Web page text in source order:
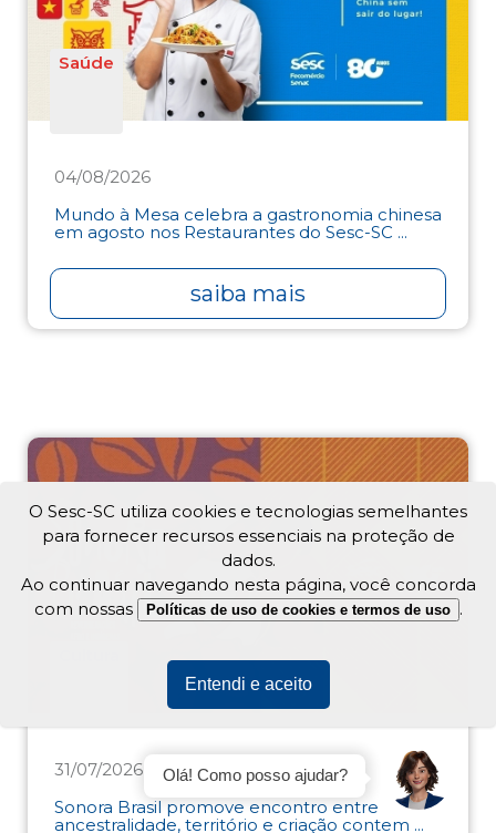
Saúde
04/08/2026
Mundo à Mesa celebra a gastronomia chinesa
em agosto nos Restaurantes do Sesc-SC ...
saiba mais
31/07/2026
Sonora Brasil promove encontro entre
ancestralidade, território e criação contem ...
O Sesc-SC utiliza cookies e tecnologias semelhantes
para fornecer recursos essenciais na proteção de
dados.
Ao continuar navegando nesta página, você concorda
com nossas
Políticas de uso de cookies e termos de uso .
Entendi e aceito
Olá! Como posso ajudar?